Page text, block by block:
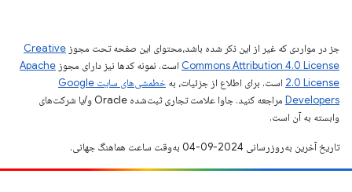
جز در مواردی که غیر از این ذکر شده باشد،‌محتوای این صفحه تحت مجوز Creative
Commons Attribution 4.0 License است. نمونه کدها نیز دارای مجوز Apache
2.0 License است. برای اطلاع از جزئیات، به
خطمشی‌های سایت Google
Developers‏
مراجعه کنید. جاوا علامت تجاری ثبت‌شده Oracle و/یا شرکت‌های
وابسته به آن است.
تاریخ آخرین به‌روزرسانی 2024-09-04 به‌وقت ساعت هماهنگ جهانی.